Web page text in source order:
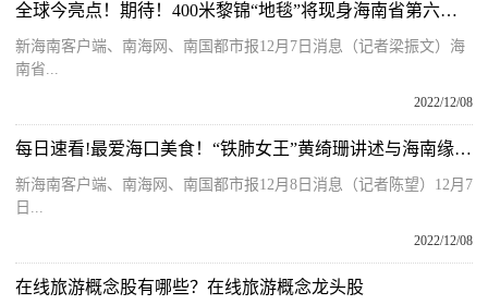
全球今亮点！期待！400米黎锦“地毯”将现身海南省第六届运动会开幕式
新海南客户端、南海网、南国都市报12月7日消息（记者梁振文）海
南省...
2022/12/08
每日速看!最爱海口美食！“铁肺女王”黄绮珊讲述与海南缘分故事
新海南客户端、南海网、南国都市报12月8日消息（记者陈望）12月7
日...
2022/12/08
在线旅游概念股有哪些？在线旅游概念龙头股